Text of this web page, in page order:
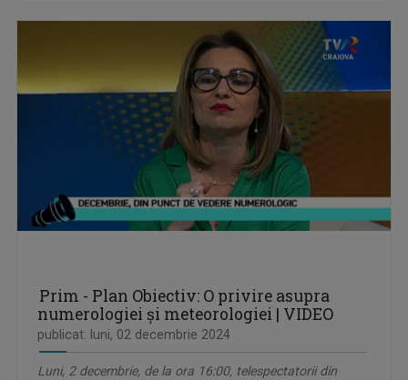
Prim - Plan Obiectiv: O privire asupra
numerologiei și meteorologiei | VIDEO
publicat: luni, 02 decembrie 2024
Luni, 2 decembrie, de la ora 16:00, telespectatorii din